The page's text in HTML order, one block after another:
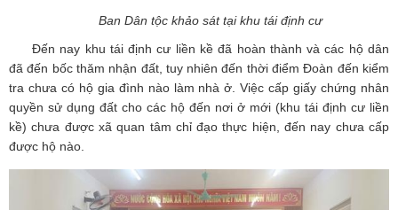
Ban Dân tộc khảo sát tại khu tái định cư
Đến nay khu tái định cư liền kề đã hoàn thành và các hộ dân
đã đến bốc thăm nhận đất, tuy nhiên đến thời điểm Đoàn đến kiểm
tra chưa có hộ gia đình nào làm nhà ở. Việc cấp giấy chứng nhân
quyền sử dụng đất cho các hộ đến nơi ở mới (khu tái định cư liền
kề) chưa được xã quan tâm chỉ đạo thực hiện, đến nay chưa cấp
được hộ nào.